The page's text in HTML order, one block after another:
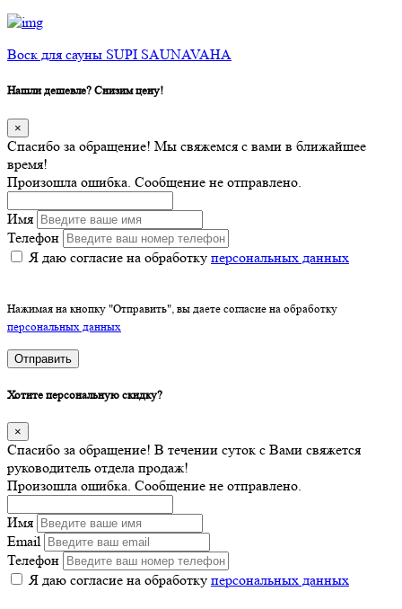
Воск для сауны SUPI SAUNAVAHA
Нашли дешевле? Снизим цену!
×
Спасибо за обращение! Мы свяжемся с вами в ближайшее
время!
Произошла ошибка. Сообщение не отправлено.
Имя
Телефон
Я даю согласие на обработку персональных данных
Нажимая на кнопку "Отправить", вы даете согласие на обработку
персональных данных
Отправить
Хотите персональную скидку?
×
Спасибо за обращение! В течении суток с Вами свяжется
руководитель отдела продаж!
Произошла ошибка. Сообщение не отправлено.
Имя
Email
Телефон
Я даю согласие на обработку персональных данных